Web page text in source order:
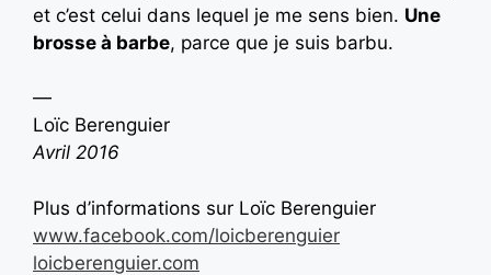
et c’est celui dans lequel je me sens bien. Une
brosse à barbe, parce que je suis barbu.
—
Loïc Berenguier
Avril 2016
Plus d’informations sur Loïc Berenguier
www.facebook.com/loicberenguier
loicberenguier.com